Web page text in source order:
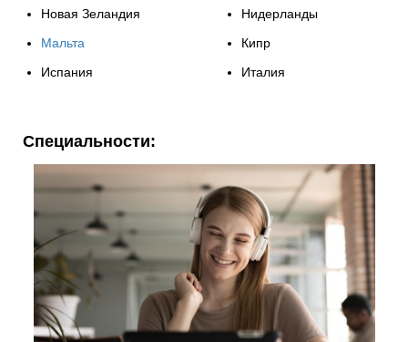
Новая Зеландия
Нидерланды
Мальта
Кипр
Испания
Италия
Специальности: